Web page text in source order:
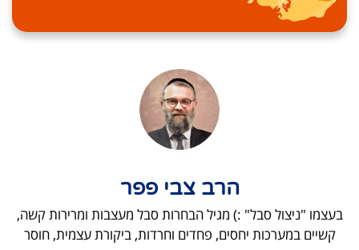
הרב צבי פפר
בעצמו "ניצול סבל" :) מגיל הבחרות סבל מעצבות ומרירות קשה,
קשיים במערכות יחסים, פחדים וחרדות, ביקורת עצמית, חוסר